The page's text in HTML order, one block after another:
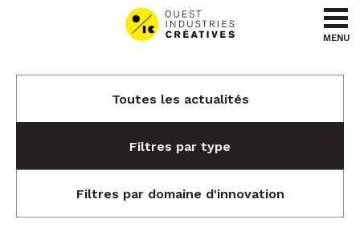
Aller au menu
Aller au contenu
MENU
Toutes les actualités
Filtres par type
Filtres par domaine d'innovation